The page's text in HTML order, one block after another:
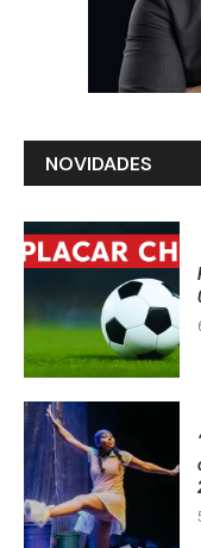
NOVIDADES